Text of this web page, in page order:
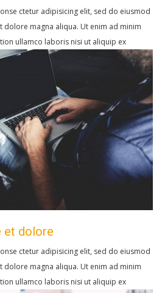
ctetur adipisicing elit, sed do eiusmod
magna aliqua. Ut enim ad minim
ullamco laboris nisi ut aliquip ex
et dolore
ctetur adipisicing elit, sed do eiusmod
magna aliqua. Ut enim ad minim
ullamco laboris nisi ut aliquip ex